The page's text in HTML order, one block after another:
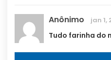
Anônimo jan 1,
Tudo farinha do